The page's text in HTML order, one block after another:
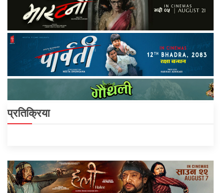
प्रतिक्रिया